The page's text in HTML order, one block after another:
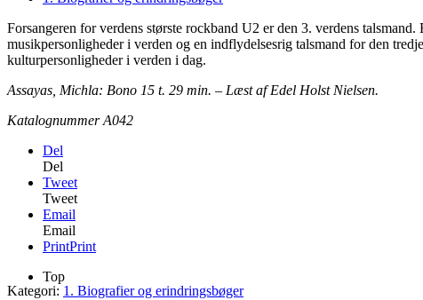
Forsangeren for verdens største rockband U2 er den 3. verdens
musikpersonligheder i verden og en indflydelsesrig talsmand for den
kulturpersonligheder i verden i dag.
Assayas, Michla: Bono 15 t. 29 min. – Læst af Edel Holst Nielsen.
Katalognummer A042
Del
Del
Tweet
Tweet
Email
Email
PrintPrint
Top
Kategori: 1. Biografier og erindringsbøger